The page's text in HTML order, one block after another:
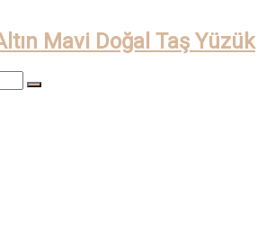
Mavi Doğal Taş Yüzük